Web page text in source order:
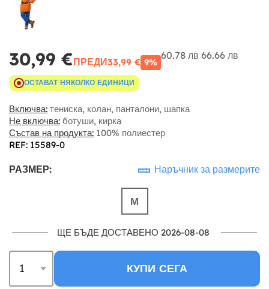
30,99 €ПРЕДИ33,99 € 9%
60.78 лв 66.66 лв
ОСТАВАТ НЯКОЛКО ЕДИНИЦИ
Включва: тениска, колан, панталони, шапка
Не включва: ботуши, кирка
Състав на продукта: 100% полиестер
REF: 15589-0
РАЗМЕР: Наръчник за размерите
М
ЩЕ БЪДЕ ДОСТАВЕНО 2026-08-08
КУПИ СЕГА